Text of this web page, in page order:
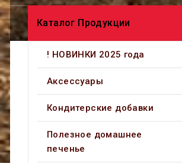
Каталог Продукции
! НОВИНКИ 2025 года
Аксессуары
Кондитерские добавки
Полезное домашнее
печенье